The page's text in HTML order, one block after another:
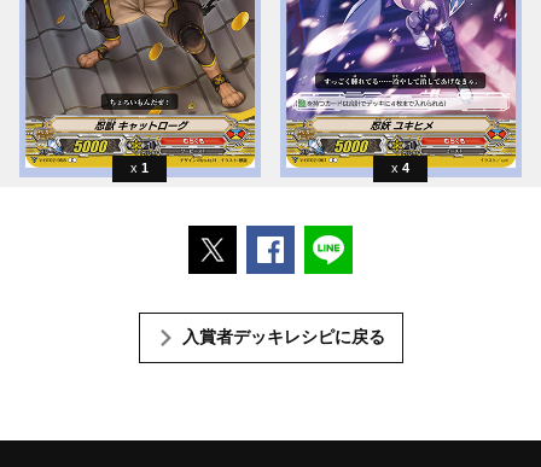
1 4
ポストするFacebookでシェアする
入賞者デッキレシピに戻る